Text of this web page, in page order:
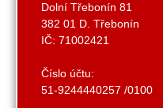
Dolní Třebonín 81
382 01 D. Třebonín
IČ: 71002421
Číslo účtu:
51-9244440257 /0100